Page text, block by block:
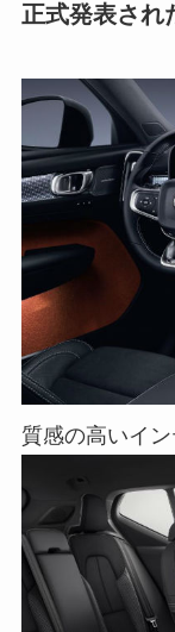
正式発表され
質感の高いイン